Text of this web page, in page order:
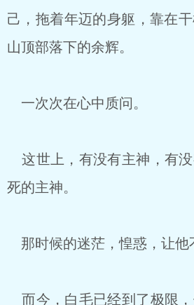
己，拖着年迈的身躯，靠在
山顶部落下的余辉。
一次次在心中质问。
这世上，有没有主神，有
死的主神。
那时候的迷茫，惶惑，让他
而今，白毛已经到了极限，